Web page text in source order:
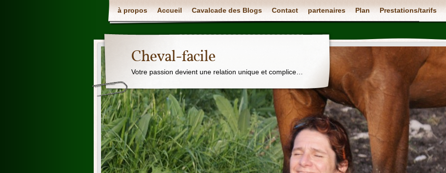
à propos Accueil Cavalcade des Blogs Contact partenaires Plan Prestations/tarifs
Cheval-facile
Votre passion devient une relation unique et complice…